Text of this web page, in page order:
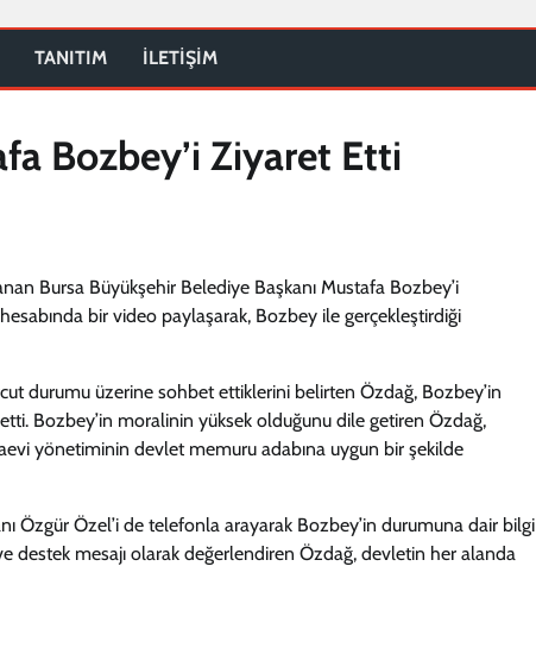
TANITIM İLETİŞİM
Bozbey’i Ziyaret Etti
Bursa Büyükşehir Belediye Başkanı Mustafa Bozbey’i
bir video paylaşarak, Bozbey ile gerçekleştirdiği
durumu üzerine sohbet ettiklerini belirten Özdağ, Bozbey’in
Bozbey’in moralinin yüksek olduğunu dile getiren Özdağ,
yönetiminin devlet memuru adabına uygun bir şekilde
Özgür Özel’i de telefonla arayarak Bozbey’in durumuna dair bilgi
destek mesajı olarak değerlendiren Özdağ, devletin her alanda